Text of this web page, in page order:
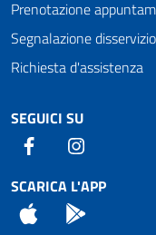
Prenotazione
Segnalazione disservizio
Richiesta d'assistenza
SEGUICI SU
Facebook
SCARICA L'APP
App Store